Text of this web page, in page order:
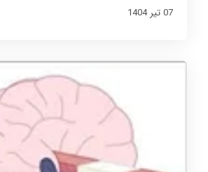
07 تير 1404